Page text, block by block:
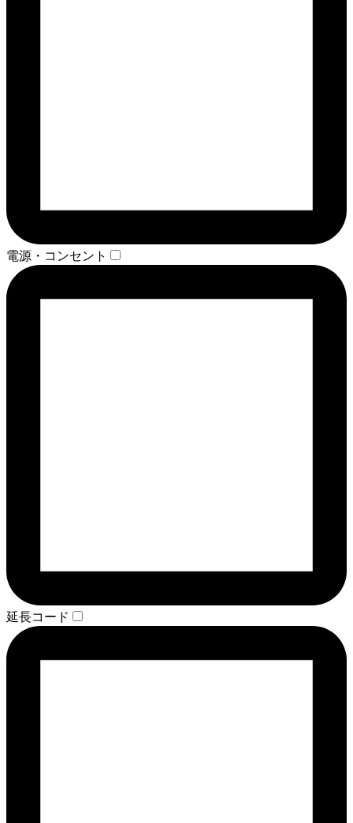
電源・コンセント
延長コード